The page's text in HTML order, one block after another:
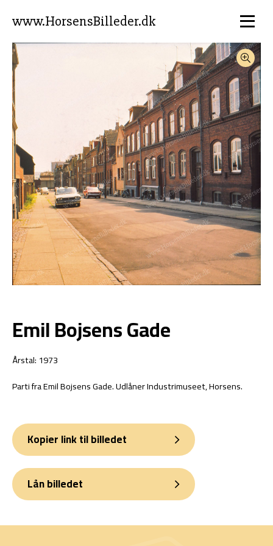
www.HorsensBilleder.dk
Emil Bojsens Gade
Årstal: 1973
Parti fra Emil Bojsens Gade. Udlåner Industrimuseet, Horsens.
Kopier link til billedet
Lån billedet